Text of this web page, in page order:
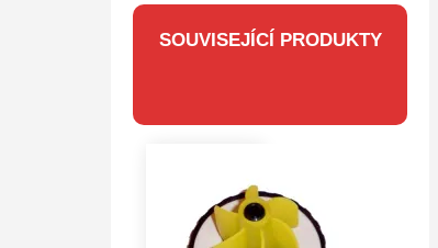
SOUVISEJÍCÍ PRODUKTY